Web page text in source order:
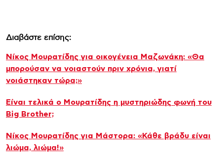
Διαβάστε επίσης:
Νίκος Μουρατίδης για οικογένεια Μαζωνάκη: «Θα
μπορούσαν να νοιαστούν πριν χρόνια, γιατί
νοιάστηκαν τώρα;»
Είναι τελικά ο Μουρατίδης η μυστηριώδης φωνή του
Big Brother;
Νίκος Μουρατίδης για Μάστορα: «Κάθε βράδυ είναι
λιώμα, λιώμα!»